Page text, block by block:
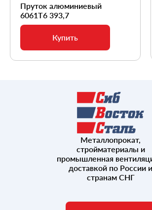
Пруток алюминиевый
6061Т6 393,7
Купить
Металлопрокат,
стройматериалы и
промышленная
доставкой по России и
странам СНГ